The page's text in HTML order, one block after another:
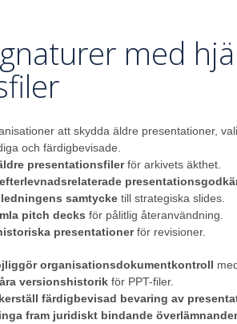
med
att skydda äldre presentationer,
och färdigbevisade.
presentationsfilerför arkivets äkthet.
samtycke till strategiska slides.
pitch decks för pålitlig återanvändning.
presentationerför revisioner.
organisationsdokumentkontroll
versionshistorik för PPT-filer.
färdigbevisad bevaring av
fram juridiskt bindande